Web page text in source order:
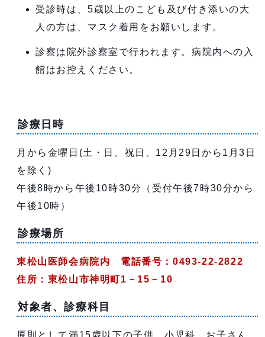
受診時は、5歳以上のこども及び付き添いの大
人の方は、マスク着用をお願いします。
診察は院外診察室で行われます。病院内への入
館はお控えください。
診療日時
月から金曜日(土・日、祝日、12月29日から1月3日
を除く)
午後8時から午後10時30分（受付午後7時30分から
午後10時）
診療場所
東松山医師会病院内 電話番号：0493-22-2822
住所：東松山市神明町1－15－10
対象者、診療科目
原則として満15歳以下の子供、小児科、お子さん